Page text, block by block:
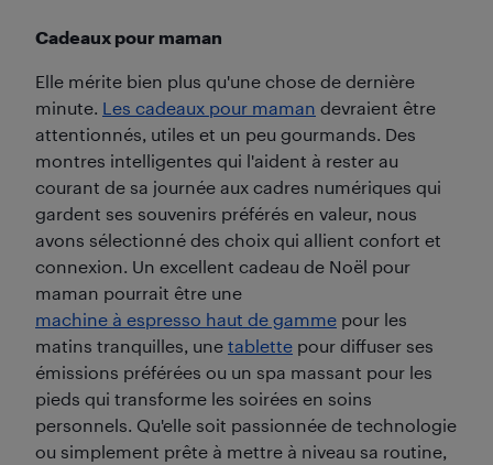
Cadeaux pour maman
Elle mérite bien plus qu'une chose de dernière
minute. Les cadeaux pour maman devraient être
attentionnés, utiles et un peu gourmands. Des
montres intelligentes qui l'aident à rester au
courant de sa journée aux cadres numériques qui
gardent ses souvenirs préférés en valeur, nous
avons sélectionné des choix qui allient confort et
connexion. Un excellent cadeau de Noël pour
maman pourrait être une
machine à espresso haut de gamme pour les
matins tranquilles, une tablette pour diffuser ses
émissions préférées ou un spa massant pour les
pieds qui transforme les soirées en soins
personnels. Qu'elle soit passionnée de technologie
ou simplement prête à mettre à niveau sa routine,